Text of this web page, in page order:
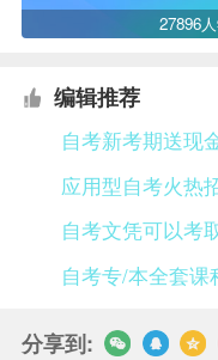
27896
编辑推荐
自考新考期送现
应用型自考火热
自考文凭可以考
自考专/本全套
分享到: